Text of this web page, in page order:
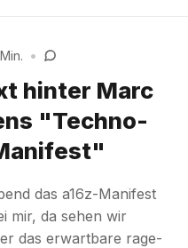
•
hinter Marc
"Techno-
das a16z-Manifest
mir, da sehen wir
das erwartbare rage-